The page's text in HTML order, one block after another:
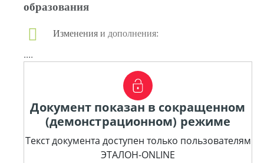
образования
Изменения и дополнения:
....
Документ показан в сокращенном
(демонстрационном) режиме
Текст документа доступен только пользователям
ЭТАЛОН-ONLINE